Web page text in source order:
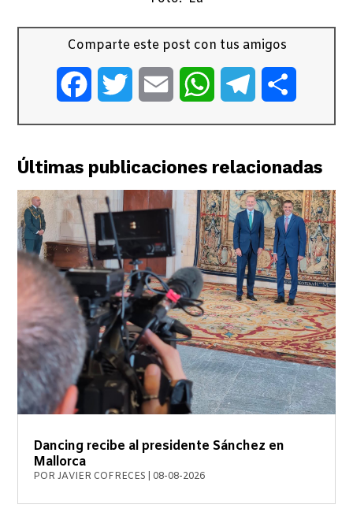
Comparte este post con tus amigos
FacebookTwitter Email WhatsAppTelegram
Últimas publicaciones relacionadas
Dancing recibe al presidente Sánchez en
Mallorca
PORJAVIER COFRECES 08-08-2026